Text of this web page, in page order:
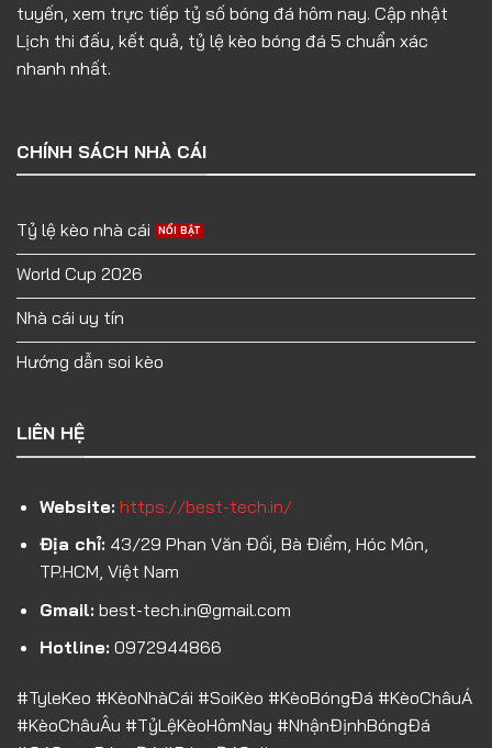
tuyến, xem trực tiếp tỷ số bóng đá hôm nay. Cập nhật
Lịch thi đấu, kết quả, tỷ lệ kèo bóng đá 5 chuẩn xác
nhanh nhất.
CHÍNH SÁCH NHÀ CÁI
Tỷ lệ kèo nhà cái
World Cup 2026
Nhà cái uy tín
Hướng dẫn soi kèo
LIÊN HỆ
Website: https://best-tech.in/
Địa chỉ:43/29 Phan Văn Đối, Bà Điểm, Hóc Môn,
TP.HCM, Việt Nam
Gmail: best-tech.in@gmail.com
Hotline:0972944866
#TyleKeo #KèoNhàCái #SoiKèo #KèoBóngĐá #KèoChâuÁ
#KèoChâuÂu #TỷLệKèoHômNay #NhậnĐịnhBóngĐá